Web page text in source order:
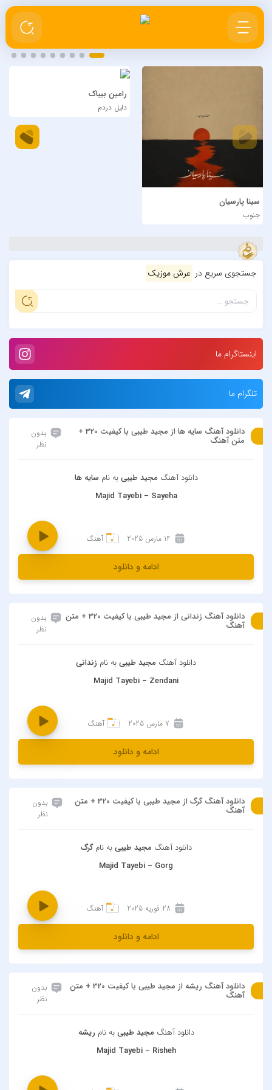
سینا پارسیان
جنوب
رامین بیباک
دلیل دردم
جستجوی سریع در عرش موزیک
اینستاگرام ما
تلگرام ما
دانلود آهنگ سایه ها از مجید طیبی با کیفیت 320 +
متن آهنگ
بدون
نظر
دانلود آهنگ مجید طیبیبه نام سایه ها
Majid Tayebi – Sayeha
14 مارس 2025 آهنگ
ادامه و دانلود
دانلود آهنگ زندانی از مجید طیبی با کیفیت 320 + متن
آهنگ
بدون
نظر
دانلود آهنگ مجید طیبیبه نام زندانی
Majid Tayebi – Zendani
7 مارس 2025 آهنگ
ادامه و دانلود
دانلود آهنگ گرگ از مجید طیبی با کیفیت 320 + متن
آهنگ
بدون
نظر
دانلود آهنگ مجید طیبیبه نامگرگ
Majid Tayebi – Gorg
28 فوریه 2025 آهنگ
ادامه و دانلود
دانلود آهنگ ریشه از مجید طیبی با کیفیت 320 + متن
آهنگ
بدون
نظر
دانلود آهنگ مجید طیبیبه نام ریشه
Majid Tayebi – Risheh